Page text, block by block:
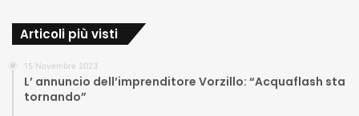
Articoli più visti
15 Novembre 2023
L’ annuncio dell’imprenditore Vorzillo: “Acquaflash sta
tornando”